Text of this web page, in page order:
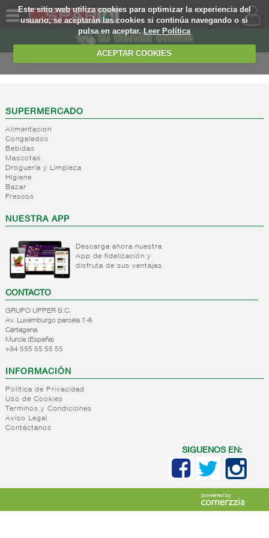
Este sitio web utiliza cookies para optimizar la experiencia del
usuario, se aceptarán las cookies si continúa navegando o si
pulsa en aceptar.Leer Política
ACEPTAR COOKIES
SOMOS
WEB
EJEMPLO
SUPERMERCADO
Alimentacion
Congelados
Bebidas
Mascotas
Droguería y Limpieza
Higiene
Bazar
Frescos
NUESTRA APP
Descarga ahora nuestra
App de fidelización y
disfruta de sus ventajas
CONTACTO
GRUPO UPPER S.C.
Av. Luxemburgo parcela 1-6
Cartagena
Murcia (España)
+34 555 55 55 55
INFORMACIÓN
Política de Privacidad
Uso de Cookies
Terminos y Condiciones
Aviso Legal
Contáctanos
SIGUENOS EN: